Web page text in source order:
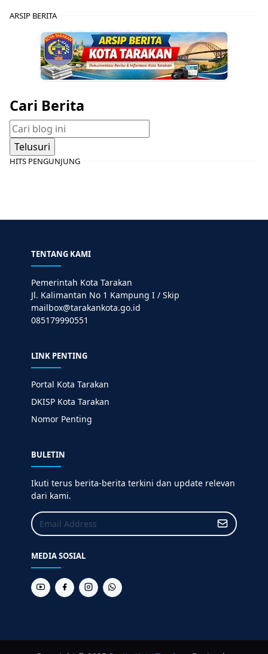
ARSIP BERITA
Cari Berita
HITS PENGUNJUNG
TENTANG KAMI
Pemerintah Kota Tarakan
Jl. Kalimantan No 1 Kampung I / Skip
mailbox@tarakankota.go.id
085179990551
LINK PENTING
Portal Kota Tarakan
DKISP Kota Tarakan
Nomor Penting
BULETIN
Ikuti terus berita-berita terkini dan update relevan
dari kami.
MEDIA SOSIAL